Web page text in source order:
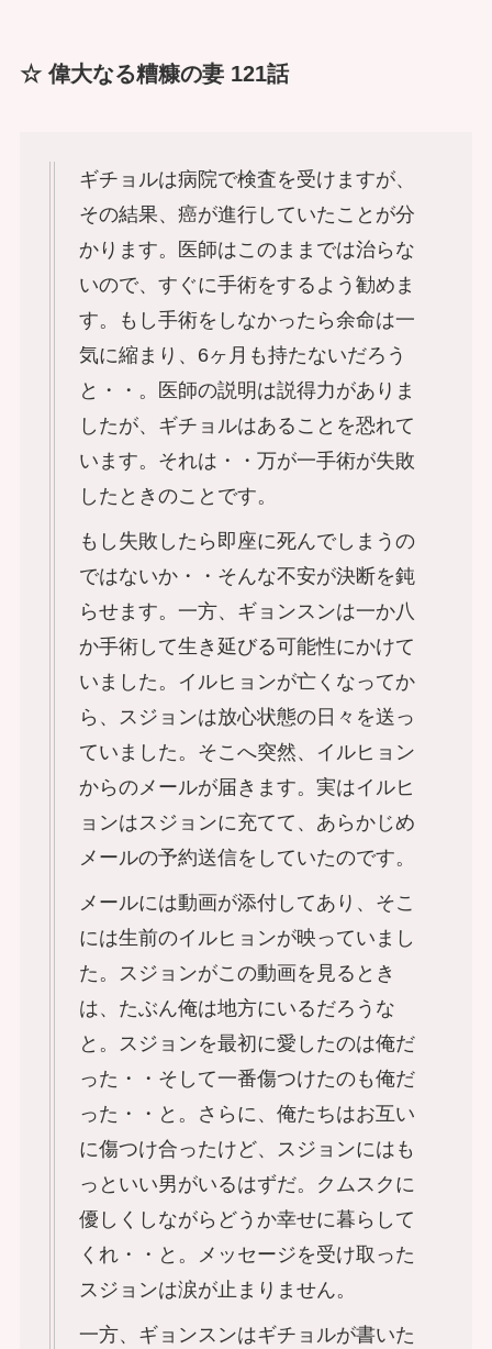
☆ 偉大なる糟糠の妻 121話
ギチョルは病院で検査を受けますが、
その結果、癌が進行していたことが分
かります。医師はこのままでは治らな
いので、すぐに手術をするよう勧めま
す。もし手術をしなかったら余命は一
気に縮まり、6ヶ月も持たないだろう
と・・。医師の説明は説得力がありま
したが、ギチョルはあることを恐れて
います。それは・・万が一手術が失敗
したときのことです。
もし失敗したら即座に死んでしまうの
ではないか・・そんな不安が決断を鈍
らせます。一方、ギョンスンは一か八
か手術して生き延びる可能性にかけて
いました。イルヒョンが亡くなってか
ら、スジョンは放心状態の日々を送っ
ていました。そこへ突然、イルヒョン
からのメールが届きます。実はイルヒ
ョンはスジョンに充てて、あらかじめ
メールの予約送信をしていたのです。
メールには動画が添付してあり、そこ
には生前のイルヒョンが映っていまし
た。スジョンがこの動画を見るとき
は、たぶん俺は地方にいるだろうな
と。スジョンを最初に愛したのは俺だ
った・・そして一番傷つけたのも俺だ
った・・と。さらに、俺たちはお互い
に傷つけ合ったけど、スジョンにはも
っといい男がいるはずだ。クムスクに
優しくしながらどうか幸せに暮らして
くれ・・と。メッセージを受け取った
スジョンは涙が止まりません。
一方、ギョンスンはギチョルが書いた